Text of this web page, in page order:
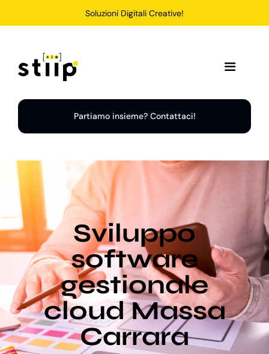
Soluzioni Digitali Creative!
Toggle
Home
Soluzioni
Chi Siamo
Portfolio
Blog
Supporto
Partiamo insieme? Contattaci!
Sviluppo
software
gestionale
cloud Massa
Carrara